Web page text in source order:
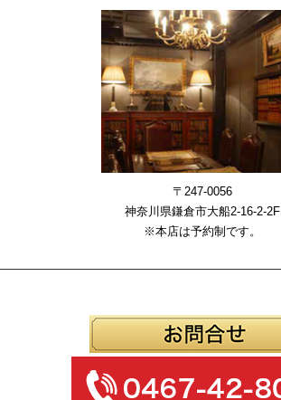
〒247-0056
神奈川県鎌倉市大船2-16-2-2F
※本店は予約制です。